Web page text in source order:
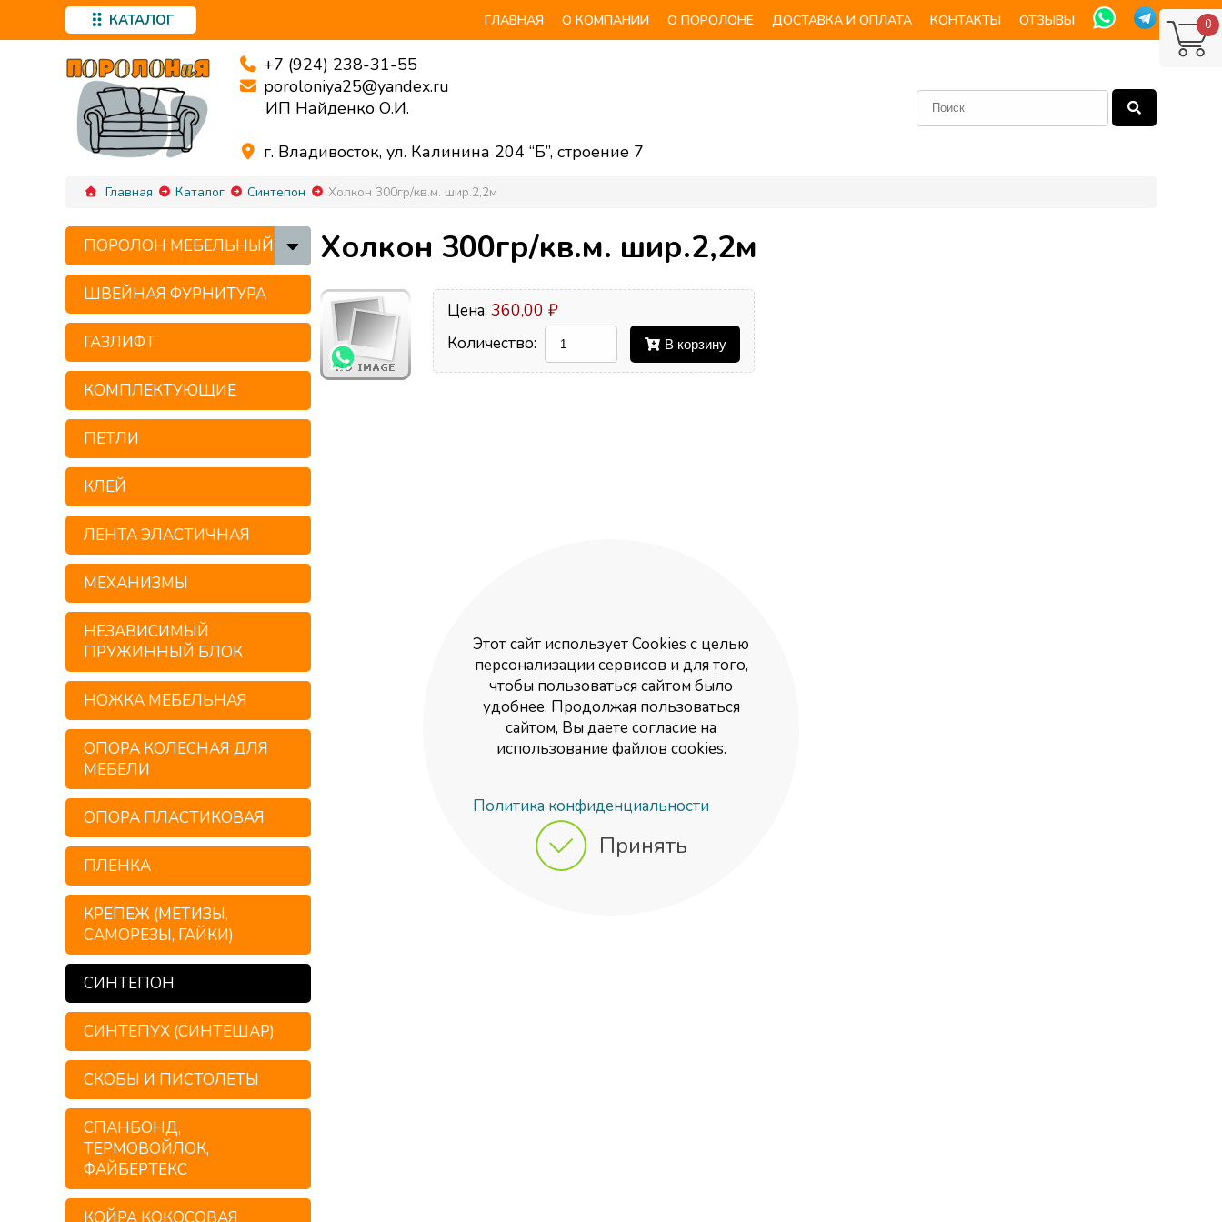
Принять
Этот сайт использует Cookies с целью
персонализации сервисов и для того,
чтобы пользоваться сайтом было
удобнее. Продолжая пользоваться
сайтом, Вы даете согласие на
использование файлов cookies.
Политика конфиденциальности
КАТАЛОГ ГЛАВНАЯ О КОМПАНИИ О ПОРОЛОНЕ ДОСТАВКА И ОПЛАТА КОНТАКТЫ ОТЗЫВЫ
+7 (924) 238-31-55
poroloniya25@yandex.ru
ИП Найденко О.И.
г. Владивосток, ул. Калинина 204 “Б”, строение 7
0
Главная Каталог Синтепон Холкон 300гр/кв.м. шир.2,2м
ПОРОЛОН МЕБЕЛЬНЫЙ
ШВЕЙНАЯ ФУРНИТУРА
ГАЗЛИФТ
КОМПЛЕКТУЮЩИЕ
ПЕТЛИ
КЛЕЙ
ЛЕНТА ЭЛАСТИЧНАЯ
МЕХАНИЗМЫ
НЕЗАВИСИМЫЙ
ПРУЖИННЫЙ БЛОК
НОЖКА МЕБЕЛЬНАЯ
ОПОРА КОЛЕСНАЯ ДЛЯ
МЕБЕЛИ
ОПОРА ПЛАСТИКОВАЯ
ПЛЕНКА
КРЕПЕЖ (МЕТИЗЫ,
САМОРЕЗЫ, ГАЙКИ)
СИНТЕПОН
СИНТЕПУХ (СИНТЕШАР)
СКОБЫ И ПИСТОЛЕТЫ
СПАНБОНД,
ТЕРМОВОЙЛОК,
ФАЙБЕРТЕКС
Холкон 300гр/кв.м. шир.2,2м
Цена: 360,00 ₽
Количество: В корзину